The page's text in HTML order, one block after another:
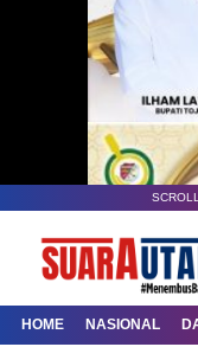
HOME NASIONAL